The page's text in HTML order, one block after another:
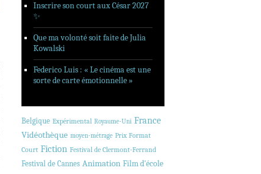
Inscrire son court aux César 2027
✨
Que ma volonté soit faite de Julia
Kowalski
Federico Luis : « Le cinéma est une
sorte de carte émotionnelle »
Belgique Expérimental Royaume-Uni France
Vidéothèque moyen-métrage Prix Format
Court Fiction Festival de Clermont-Ferrand
Festival de Cannes Animation Film d'école